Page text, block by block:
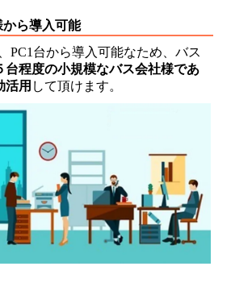
ら導入可能
PC1台から導入可能なため、バス
台程度の小規模なバス会社様であ
活用 して頂けます。